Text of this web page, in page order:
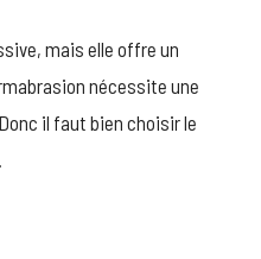
mais elle offre un
nécessite une
il faut bien choisir le